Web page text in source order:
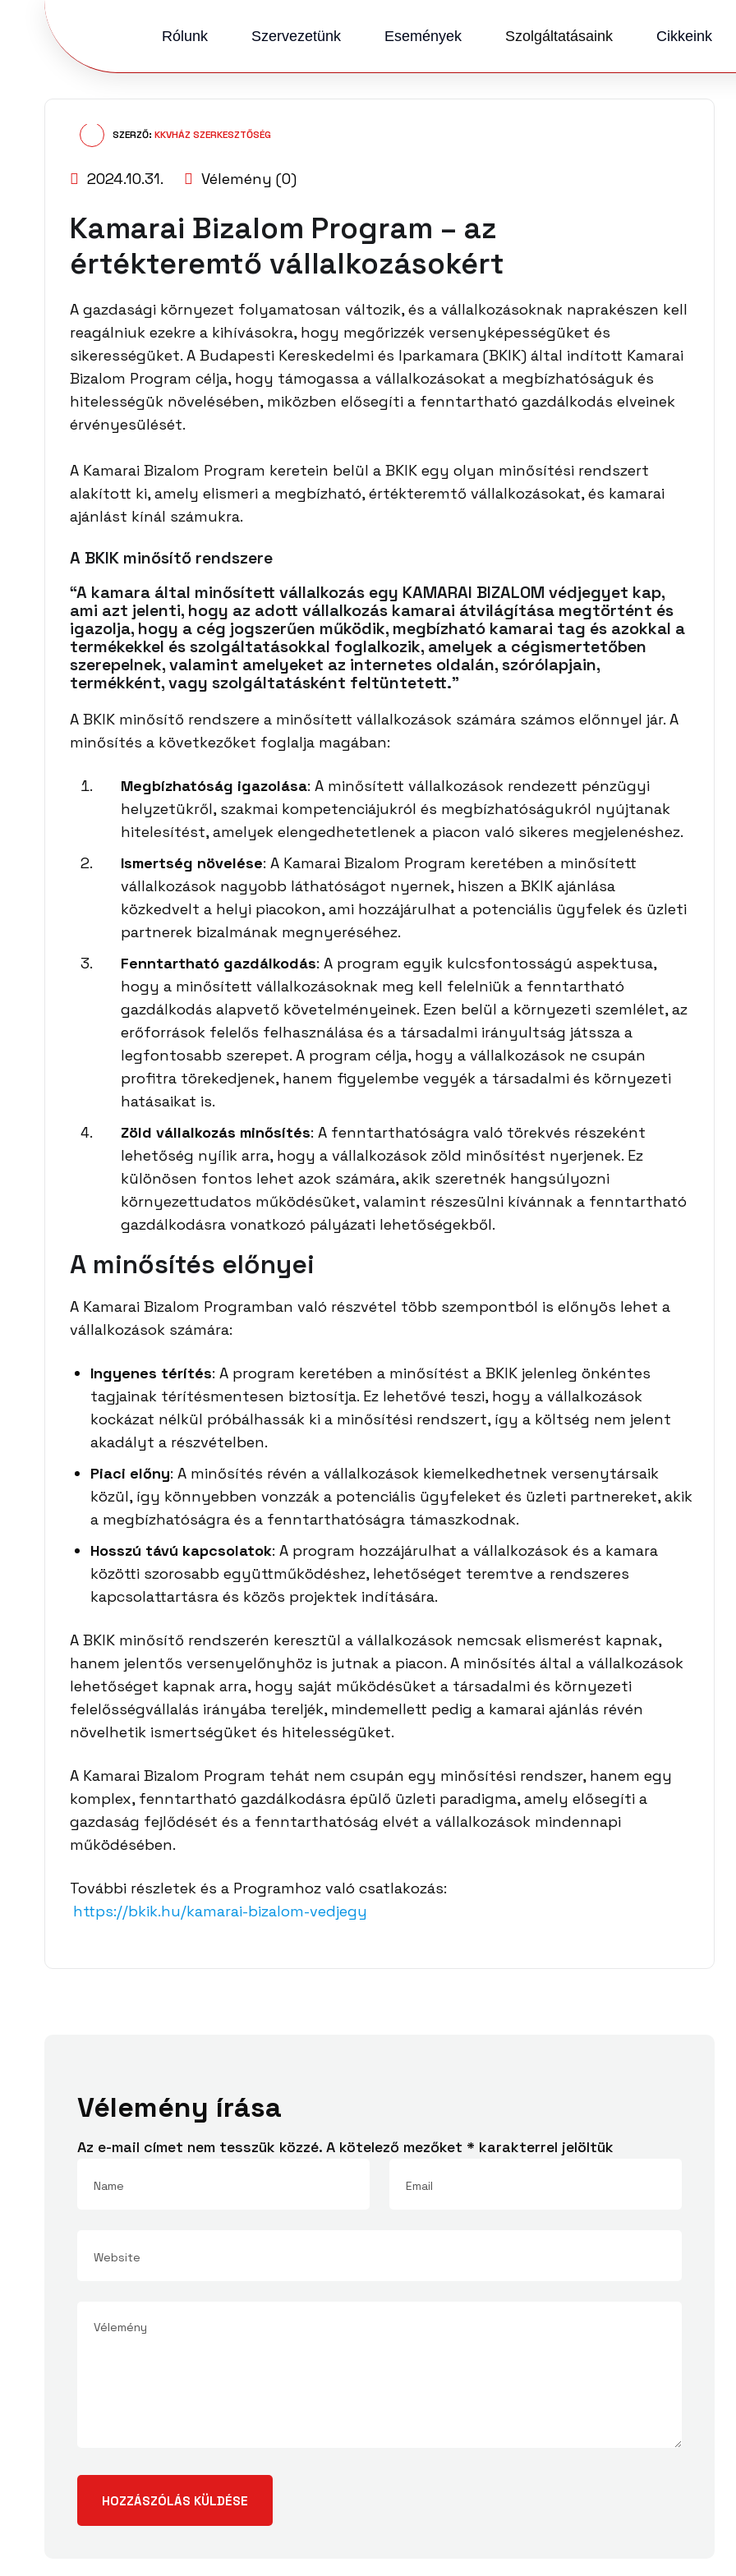
Rólunk Szervezetünk Események Szolgáltatásaink Cikkeink
SZERZŐ: KKVHÁZ SZERKESZTŐSÉG
2024.10.31. Vélemény (0)
Kamarai Bizalom Program – az
értékteremtő vállalkozásokért
A gazdasági környezet folyamatosan változik, és a vállalkozásoknak naprakészen kell
reagálniuk ezekre a kihívásokra, hogy megőrizzék versenyképességüket és
sikerességüket. A Budapesti Kereskedelmi és Iparkamara (BKIK) által indított Kamarai
Bizalom Program célja, hogy támogassa a vállalkozásokat a megbízhatóságuk és
hitelességük növelésében, miközben elősegíti a fenntartható gazdálkodás elveinek
érvényesülését.
A Kamarai Bizalom Program keretein belül a BKIK egy olyan minősítési rendszert
alakított ki, amely elismeri a megbízható, értékteremtő vállalkozásokat, és kamarai
ajánlást kínál számukra.
A BKIK minősítő rendszere
“A kamara által minősített vállalkozás egy KAMARAI BIZALOM védjegyet kap,
ami azt jelenti, hogy az adott vállalkozás kamarai átvilágítása megtörtént és
igazolja, hogy a cég jogszerűen működik, megbízható kamarai tag és azokkal a
termékekkel és szolgáltatásokkal foglalkozik, amelyek a cégismertetőben
szerepelnek, valamint amelyeket az internetes oldalán, szórólapjain,
termékként, vagy szolgáltatásként feltüntetett.”
A BKIK minősítő rendszere a minősített vállalkozások számára számos előnnyel jár. A
minősítés a következőket foglalja magában:
Megbízhatóság igazolása: A minősített vállalkozások rendezett pénzügyi
helyzetükről, szakmai kompetenciájukról és megbízhatóságukról nyújtanak
hitelesítést, amelyek elengedhetetlenek a piacon való sikeres megjelenéshez.
Ismertség növelése: A Kamarai Bizalom Program keretében a minősített
vállalkozások nagyobb láthatóságot nyernek, hiszen a BKIK ajánlása
közkedvelt a helyi piacokon, ami hozzájárulhat a potenciális ügyfelek és üzleti
partnerek bizalmának megnyeréséhez.
Fenntartható gazdálkodás: A program egyik kulcsfontosságú aspektusa,
hogy a minősített vállalkozásoknak meg kell felelniük a fenntartható
gazdálkodás alapvető követelményeinek. Ezen belül a környezeti szemlélet, az
erőforrások felelős felhasználása és a társadalmi irányultság játssza a
legfontosabb szerepet. A program célja, hogy a vállalkozások ne csupán
profitra törekedjenek, hanem figyelembe vegyék a társadalmi és környezeti
hatásaikat is.
Zöld vállalkozás minősítés: A fenntarthatóságra való törekvés részeként
lehetőség nyílik arra, hogy a vállalkozások zöld minősítést nyerjenek. Ez
különösen fontos lehet azok számára, akik szeretnék hangsúlyozni
környezettudatos működésüket, valamint részesülni kívánnak a fenntartható
gazdálkodásra vonatkozó pályázati lehetőségekből.
A minősítés előnyei
A Kamarai Bizalom Programban való részvétel több szempontból is előnyös lehet a
vállalkozások számára:
Ingyenes térítés: A program keretében a minősítést a BKIK jelenleg önkéntes
tagjainak térítésmentesen biztosítja. Ez lehetővé teszi, hogy a vállalkozások
kockázat nélkül próbálhassák ki a minősítési rendszert, így a költség nem jelent
akadályt a részvételben.
Piaci előny: A minősítés révén a vállalkozások kiemelkedhetnek versenytársaik
közül, így könnyebben vonzzák a potenciális ügyfeleket és üzleti partnereket, akik
a megbízhatóságra és a fenntarthatóságra támaszkodnak.
Hosszú távú kapcsolatok: A program hozzájárulhat a vállalkozások és a kamara
közötti szorosabb együttműködéshez, lehetőséget teremtve a rendszeres
kapcsolattartásra és közös projektek indítására.
A BKIK minősítő rendszerén keresztül a vállalkozások nemcsak elismerést kapnak,
hanem jelentős versenyelőnyhöz is jutnak a piacon. A minősítés által a vállalkozások
lehetőséget kapnak arra, hogy saját működésüket a társadalmi és környezeti
felelősségvállalás irányába tereljék, mindemellett pedig a kamarai ajánlás révén
növelhetik ismertségüket és hitelességüket.
A Kamarai Bizalom Program tehát nem csupán egy minősítési rendszer, hanem egy
komplex, fenntartható gazdálkodásra épülő üzleti paradigma, amely elősegíti a
gazdaság fejlődését és a fenntarthatóság elvét a vállalkozások mindennapi
működésében.
További részletek és a Programhoz való csatlakozás:
https://bkik.hu/kamarai-bizalom-vedjegy
Vélemény írása
Az e-mail címet nem tesszük közzé. A kötelező mezőket * karakterrel jelöltük